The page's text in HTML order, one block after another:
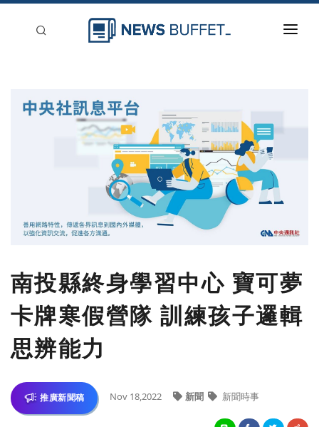
南投縣終身學習中心 寶可夢
卡牌寒假營隊 訓練孩子邏輯
思辨能力
推廣新聞稿 Nov 18,2022 新聞 新聞時事